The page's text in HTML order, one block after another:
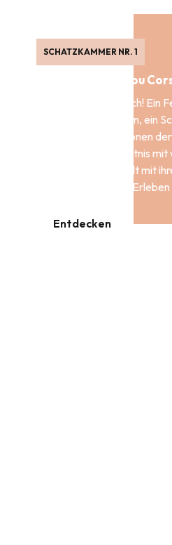
SCHATZKAMMER NR. 1
Saint Malo Le Bijou
Saint-Malo, öffne dich! Ein
die Stadt Sie dazu ein, ein
alles wie die Reflexionen
füllen Sie Ihr Gedächtnis
Geschichte der Stadt mit
Surcouf entdecken.
Entdecken